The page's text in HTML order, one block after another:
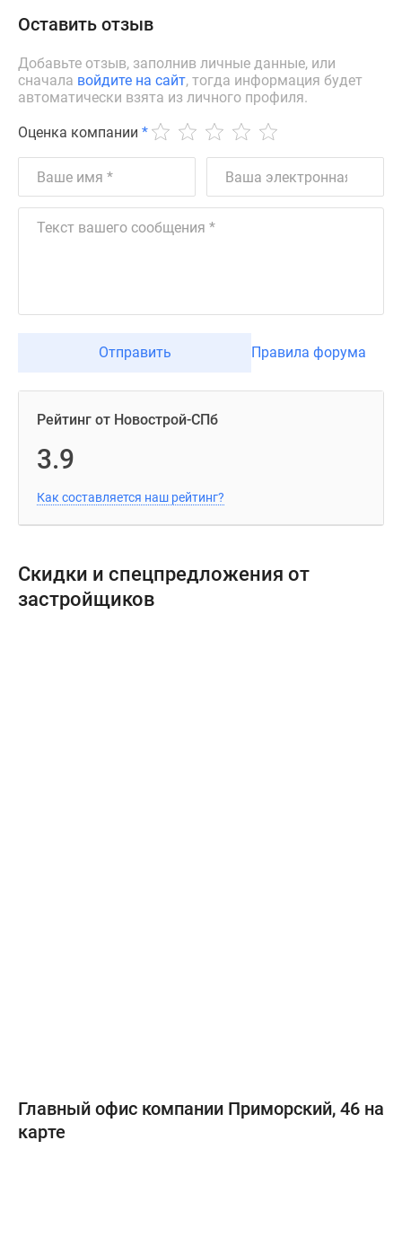
Оставить отзыв
Добавьте отзыв, заполнив личные данные, или
сначала войдите на сайт, тогда информация будет
автоматически взята из личного профиля.
Оценка компании *
Отправить Правила форума
Рейтинг от Новострой-СПб
3.9
Как составляется наш рейтинг?
Скидки и спецпредложения от
застройщиков
Главный офис компании Приморский, 46 на
карте